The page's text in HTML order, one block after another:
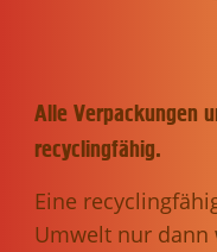
Alle Verpackungen
recyclingfähig.
Eine
Umwelt nur